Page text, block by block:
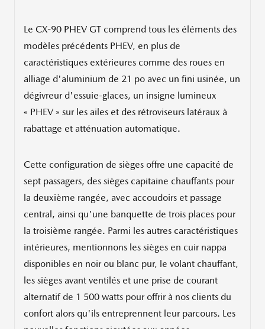
Le CX-90 PHEV GT comprend tous les éléments des
modèles précédents PHEV, en plus de
caractéristiques extérieures comme des roues en
alliage d'aluminium de 21 po avec un fini usinée, un
dégivreur d'essuie-glaces, un insigne lumineux
« PHEV » sur les ailes et des rétroviseurs latéraux à
rabattage et atténuation automatique.
Cette configuration de sièges offre une capacité de
sept passagers, des sièges capitaine chauffants pour
la deuxième rangée, avec accoudoirs et passage
central, ainsi qu'une banquette de trois places pour
la troisième rangée. Parmi les autres caractéristiques
intérieures, mentionnons les sièges en cuir nappa
disponibles en noir ou blanc pur, le volant chauffant,
les sièges avant ventilés et une prise de courant
alternatif de 1 500 watts pour offrir à nos clients du
confort alors qu'ils entreprennent leur parcours. Les